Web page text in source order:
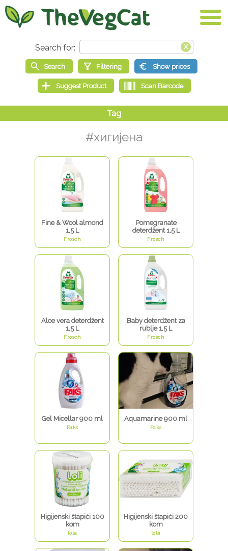
#хигијена
Fine & Wool almond
1,5 L
Frosch
Pomegranate
deterdžent 1,5 L
Frosch
Aloe vera deterdžent
1,5 L
Frosch
Baby deterdžent za
rublje 1,5 L
Frosch
Gel Micellar 900 ml
Faks
Aquamarine 900 ml
Faks
Higijenski štapići 100
kom
lola
Higijenski štapići 200
kom
lola